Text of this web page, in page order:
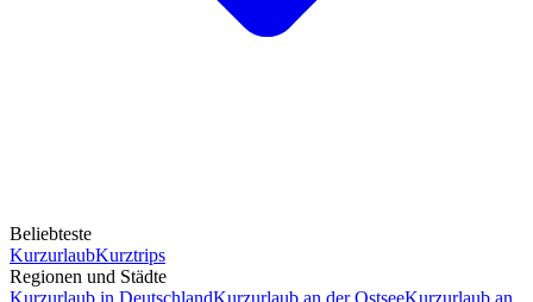
Beliebteste
KurzurlaubKurztrips
Regionen und Städte
Kurzurlaub in DeutschlandKurzurlaub an der OstseeKurzurlaub an